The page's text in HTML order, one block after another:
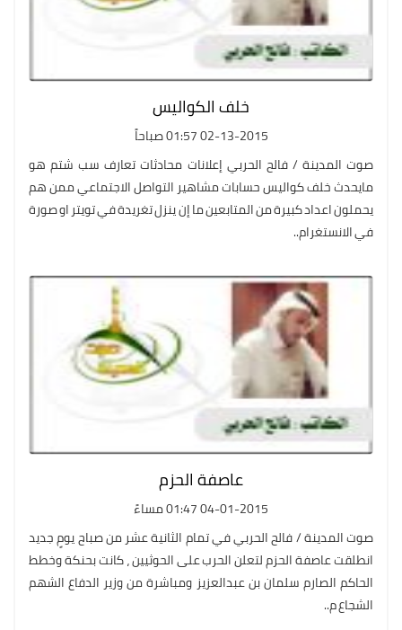
خلف الكواليس
02-13-2015 01:57 صباحاً
صوت المدينة / فالح الحربي إعلانات محادثات تعارف سب شتم هو
مايحدث خلف كواليس حسابات مشاهير التواصل الاجتماعي ممن هم
يحملون اعداد كبيرة من المتابعين ما إن ينزل تغريدة في تويتر او صورة
في الانستغرام..
عاصفة الحزم
04-01-2015 01:47 مساءً
صوت المدينة / فالح الحربي في تمام الثانية عشر من صباح يومٍ جديد
انطلقت عاصفة الحزم لتعلن الحرب على الحوثيين ، كانت بحنكة وخطط
الحاكم الصارم سلمان بن عبدالعزيز ومباشرة من وزير الدفاع الشهم
الشجاع م..